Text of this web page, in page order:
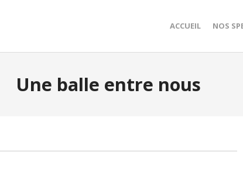
ACCUEIL NOS
Une balle entre nous